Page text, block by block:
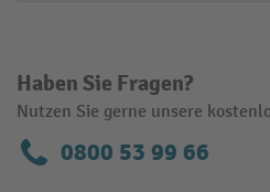
Haben Sie Fragen?
Nutzen Sie gerne unsere
0800 53 99 66